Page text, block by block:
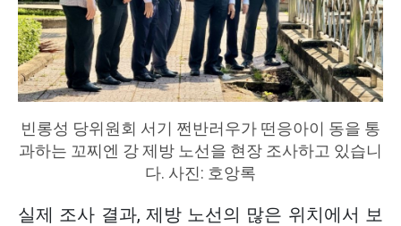
빈롱성 당위원회 서기 쩐반러우가 떤응아이 동을 통
과하는 꼬찌엔 강 제방 노선을 현장 조사하고 있습니
다. 사진: 호앙록
실제 조사 결과, 제방 노선의 많은 위치에서 보